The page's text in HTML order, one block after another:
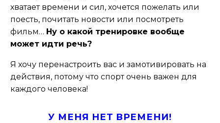
хватает времени и сил, хочется пожелать или
поесть, почитать новости или посмотреть
фильм… Ну о какой тренировке вообще
может идти речь?
Я хочу перенастроить вас и замотивировать на
действия, потому что спорт очень важен для
каждого человека!
У МЕНЯ НЕТ ВРЕМЕНИ!